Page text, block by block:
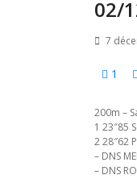
02/
7
1
200m –
1 23″85
2 28″62
– DNS
– DNS